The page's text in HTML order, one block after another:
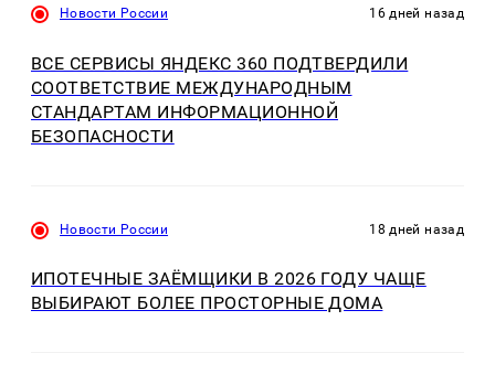
Новости России 16 дней назад
ВСЕ СЕРВИСЫ ЯНДЕКС 360 ПОДТВЕРДИЛИ
СООТВЕТСТВИЕ МЕЖДУНАРОДНЫМ
СТАНДАРТАМ ИНФОРМАЦИОННОЙ
БЕЗОПАСНОСТИ
Новости России 18 дней назад
ИПОТЕЧНЫЕ ЗАЁМЩИКИ В 2026 ГОДУ ЧАЩЕ
ВЫБИРАЮТ БОЛЕЕ ПРОСТОРНЫЕ ДОМА